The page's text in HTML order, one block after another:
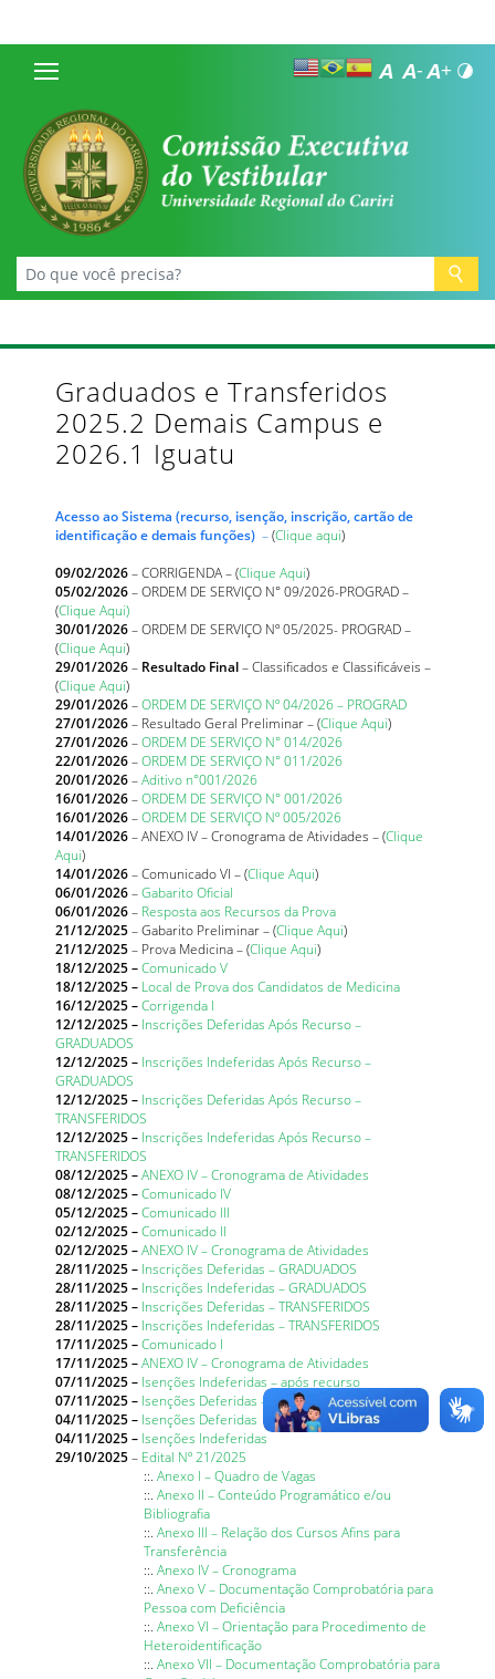
Graduados e Transferidos
2025.2 Demais Campus e
2026.1 Iguatu
Acesso ao Sistema (recurso, isenção, inscrição, cartão de
identificação e demais funções) –(Clique aqui)
09/02/2026– CORRIGENDA – (Clique Aqui)
05/02/2026– ORDEM DE SERVIÇO N° 09/2026-PROGRAD –
(Clique Aqui)
30/01/2026– ORDEM DE SERVIÇO Nº 05/2025- PROGRAD –
(Clique Aqui)
29/01/2026– Resultado Final– Classificados e Classificáveis –
(Clique Aqui)
29/01/2026–ORDEM DE SERVIÇO Nº 04/2026 – PROGRAD
27/01/2026– Resultado Geral Preliminar – (Clique Aqui)
27/01/2026–ORDEM DE SERVIÇO N° 014/2026
22/01/2026–ORDEM DE SERVIÇO N° 011/2026
20/01/2026–Aditivo n°001/2026
16/01/2026–ORDEM DE SERVIÇO N° 001/2026
16/01/2026–ORDEM DE SERVIÇO Nº 005/2026
14/01/2026– ANEXO IV – Cronograma de Atividades – (Clique
Aqui)
14/01/2026– Comunicado VI – (Clique Aqui)
06/01/2026–Gabarito Oficial
06/01/2026– Resposta aos Recursos da Prova
21/12/2025– Gabarito Preliminar – (Clique Aqui)
21/12/2025– Prova Medicina – (Clique Aqui)
18/12/2025 –Comunicado V
18/12/2025 – Local de Prova dos Candidatos de Medicina
16/12/2025 –Corrigenda I
12/12/2025 – Inscrições Deferidas Após Recurso –
GRADUADOS
12/12/2025 – Inscrições Indeferidas Após Recurso –
GRADUADOS
12/12/2025 – Inscrições Deferidas Após Recurso –
TRANSFERIDOS
12/12/2025 – Inscrições Indeferidas Após Recurso –
TRANSFERIDOS
08/12/2025 –ANEXO IV – Cronograma de Atividades
08/12/2025 –Comunicado IV
05/12/2025 –Comunicado III
02/12/2025 –Comunicado II
02/12/2025 –ANEXO IV – Cronograma de Atividades
28/11/2025 – Inscrições Deferidas – GRADUADOS
28/11/2025 – Inscrições Indeferidas – GRADUADOS
28/11/2025 – Inscrições Deferidas – TRANSFERIDOS
28/11/2025 – Inscrições Indeferidas – TRANSFERIDOS
17/11/2025 –Comunicado I
17/11/2025 –ANEXO IV – Cronograma de Atividades
07/11/2025 – Isenções Indeferidas – após recurso
07/11/2025 – Isenções Deferidas – após recurso
04/11/2025 – Isenções Deferidas
04/11/2025– Isenções Indeferidas
29/10/2025– Edital Nº 21/2025
::. Anexo I – Quadro de Vagas
::. Anexo II – Conteúdo Programático e/ou
Bibliografia
::. Anexo III – Relação dos Cursos Afins para
Transferência
::. Anexo IV – Cronograma
::. Anexo V – Documentação Comprobatória para
Pessoa com Deficiência
::. Anexo VI – Orientação para Procedimento de
Heteroidentificação
::. Anexo VII – Documentação Comprobatória para